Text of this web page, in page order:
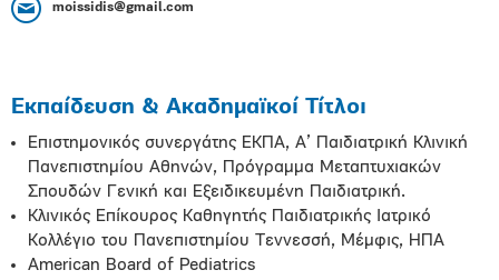
moissidis@gmail.com
Εκπαίδευση & Ακαδημαϊκοί Τίτλοι
Επιστημονικός συνεργάτης ΕΚΠΑ, Α’ Παιδιατρική Κλινική
Πανεπιστημίου Αθηνών, Πρόγραμμα Μεταπτυχιακών
Σπουδών Γενική και Εξειδικευμένη Παιδιατρική.
Κλινικός Επίκουρος Καθηγητής Παιδιατρικής Ιατρικό
Κολλέγιο του Πανεπιστημίου Τεννεσσή, Μέμφις, ΗΠΑ
American Board of Pediatrics